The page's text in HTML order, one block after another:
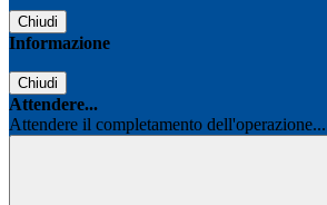
Chiudi
Informazione
Chiudi
Attendere...
Attendere il completamento dell'operazione...